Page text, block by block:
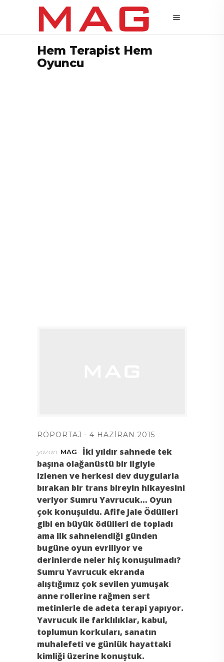
Hem Terapist Hem
Oyuncu
RÖPORTAJ 4 HAZIRAN 2015
yazan: MAG
İki yıldır sahnede tek
başına olağanüstü bir ilgiyle
izlenen ve herkesi dev duygularla
bırakan bir trans bireyin hikayesini
veriyor Sumru Yavrucuk… Oyun
çok konuşuldu. Afife Jale Ödülleri
gibi en büyük ödülleri de topladı
ama ilk sahnelendiği günden
bugüne oyun evriliyor ve
derinlerde neler hiç konuşulmadı?
Sumru Yavrucuk ekranda
alıştığımız çok sevilen yumuşak
anne rollerine rağmen sert
metinlerle de adeta terapi yapıyor.
Yavrucuk ile farklılıklar, kabul,
toplumun korkuları, sanatın
muhalefeti ve günlük hayattaki
kimliği üzerine konuştuk.